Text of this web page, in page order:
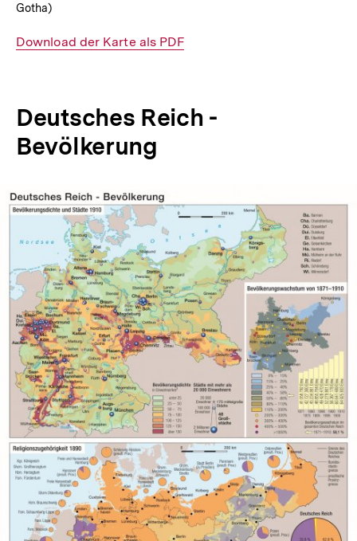
Gotha)
Interner
Download der Karte als PDF
Deutsches Reich -
Bevölkerung